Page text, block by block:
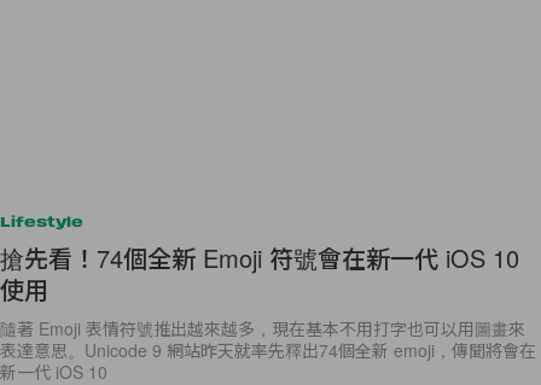
Lifestyle
搶先看！74個全新 Emoji 符號會在新一代 iOS 10
使用
隨著 Emoji 表情符號推出越來越多，現在基本不用打字也可以用圖畫來
表達意思。Unicode 9 網站昨天就率先釋出74個全新 emoji，傳聞將會在
新一代 iOS 10